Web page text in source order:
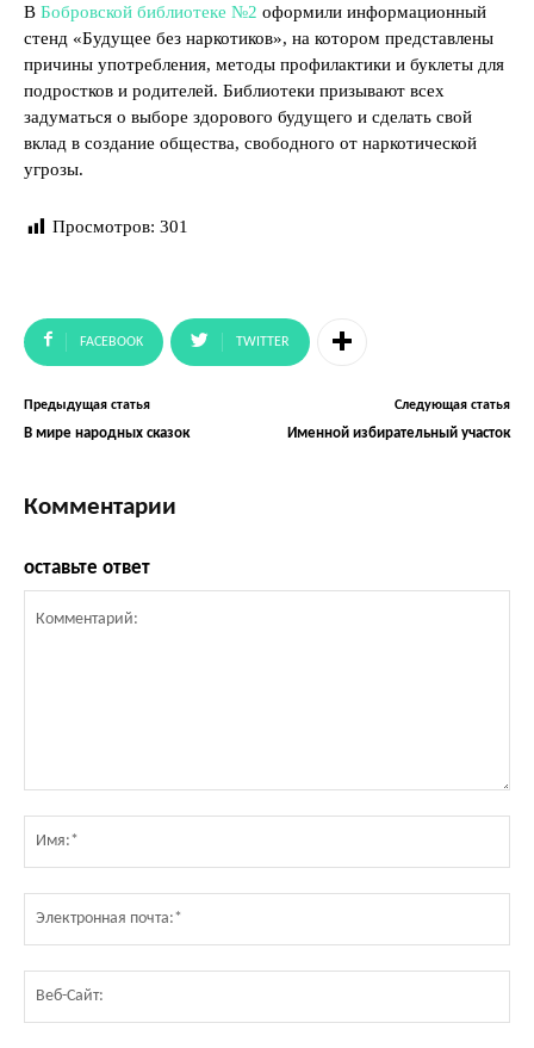
В Бобровской библиотеке №2 оформили информационный
стенд «Будущее без наркотиков», на котором представлены
причины употребления, методы профилактики и буклеты для
подростков и родителей. Библиотеки призывают всех
задуматься о выборе здорового будущего и сделать свой
вклад в создание общества, свободного от наркотической
угрозы.
Просмотров: 301
FACEBOOK TWITTER
Предыдущая статья
В мире народных сказок
Следующая статья
Именной избирательный участок
Комментарии
оставьте ответ